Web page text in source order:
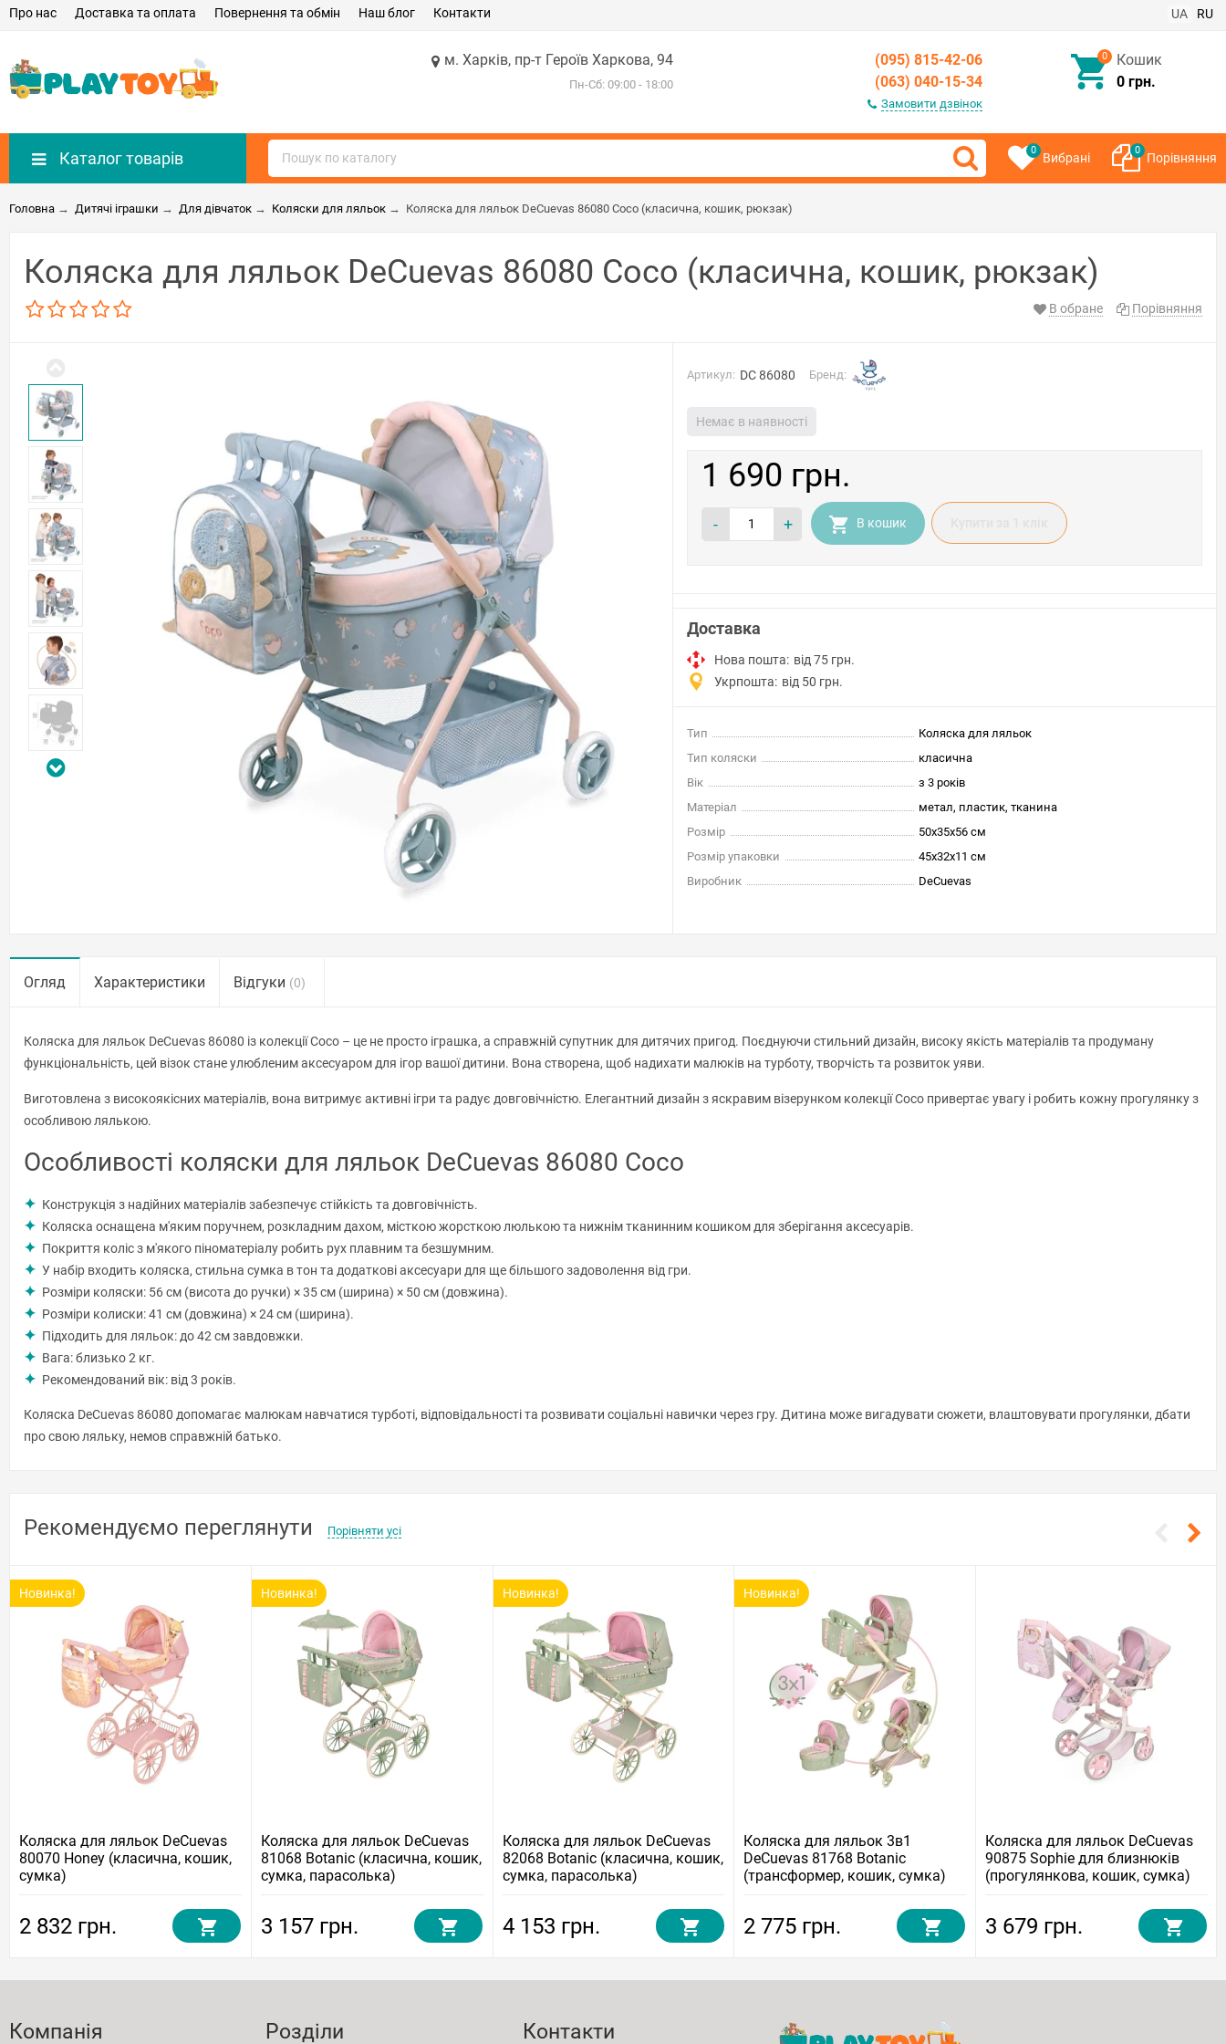
UA RU
Про нас Доставка та оплата Повернення та обмін Наш блог Контакти
м. Харків, пр-т Героїв Харкова, 94
Пн-Сб: 09:00 - 18:00
(095) 815-42-06
(063) 040-15-34
Замовити дзвінок
0
Кошик
0 грн.
Каталог товарів 0 Вибрані 0 Порівняння
Головна → Дитячі іграшки → Для дівчаток → Коляски для ляльок → Коляска для ляльок DeCuevas 86080 Coco (класична, кошик, рюкзак)
Коляска для ляльок DeCuevas 86080 Coco (класична, кошик, рюкзак)
В обране Порівняння
Артикул: DC 86080 Бренд:
Немає в наявності
1 690 грн.
- + В кошик
Доставка
Нова пошта: від 75 грн.
Укрпошта: від 50 грн.
Тип
Коляска для ляльок
Тип коляски
класична
Вік
з 3 років
Матеріал
метал, пластик, тканина
Розмір
50x35x56 см
Розмір упаковки
45x32x11 см
Виробник
DeCuevas
Огляд Характеристики Відгуки (0)
Коляска для ляльок DeCuevas 86080 із колекції Coco – це не просто іграшка, а справжній супутник для дитячих пригод. Поєднуючи стильний дизайн, високу якість матеріалів та продуману
функціональність, цей візок стане улюбленим аксесуаром для ігор вашої дитини. Вона створена, щоб надихати малюків на турботу, творчість та розвиток уяви.
Виготовлена з високоякісних матеріалів, вона витримує активні ігри та радує довговічністю. Елегантний дизайн з яскравим візерунком колекції Coco привертає увагу і робить кожну прогулянку з
особливою лялькою.
Особливості коляски для ляльок DeCuevas 86080 Coco
Конструкція з надійних матеріалів забезпечує стійкість та довговічність.
Коляска оснащена м'яким поручнем, розкладним дахом, місткою жорсткою люлькою та нижнім тканинним кошиком для зберігання аксесуарів.
Покриття коліс з м'якого піноматеріалу робить рух плавним та безшумним.
У набір входить коляска, стильна сумка в тон та додаткові аксесуари для ще більшого задоволення від гри.
Розміри коляски: 56 см (висота до ручки) × 35 см (ширина) × 50 см (довжина).
Розміри колиски: 41 см (довжина) × 24 см (ширина).
Підходить для ляльок: до 42 см завдовжки.
Вага: близько 2 кг.
Рекомендований вік: від 3 років.
Коляска DeCuevas 86080 допомагає малюкам навчатися турботі, відповідальності та розвивати соціальні навички через гру. Дитина може вигадувати сюжети, влаштовувати прогулянки, дбати
про свою ляльку, немов справжній батько.
Рекомендуємо переглянути Порівняти усі
Новинка!
Коляска для ляльок DeCuevas
80070 Honey (класична, кошик,
сумка)
2 832 грн.
Новинка!
Коляска для ляльок DeCuevas
81068 Botanic (класична, кошик,
сумка, парасолька)
3 157 грн.
Новинка!
Коляска для ляльок DeCuevas
82068 Botanic (класична, кошик,
сумка, парасолька)
4 153 грн.
Новинка!
Коляска для ляльок 3в1
DeCuevas 81768 Botanic
(трансформер, кошик, сумка)
2 775 грн.
Коляска для ляльок DeCuevas
90875 Sophie для близнюків
(прогулянкова, кошик, сумка)
3 679 грн.
Компанія Розділи Контакти